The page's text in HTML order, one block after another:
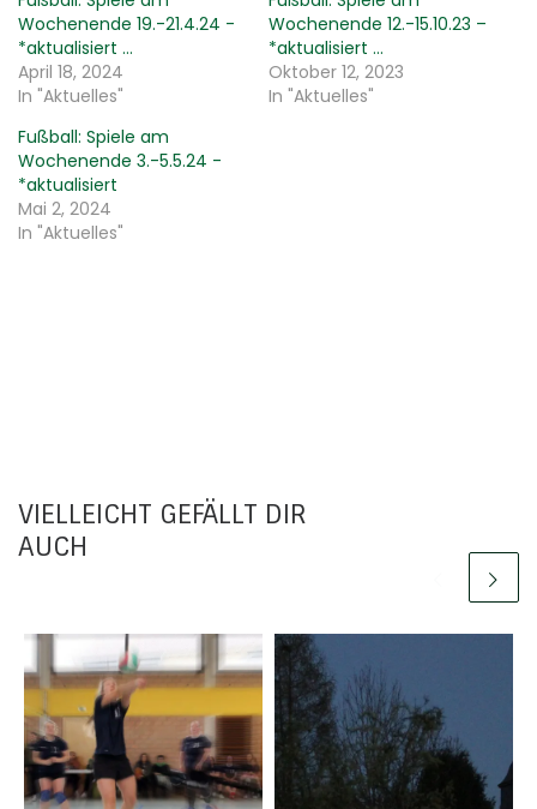
Wochenende 19.-21.4.24 -
*aktualisiert …
April 18, 2024
In "Aktuelles"
Wochenende 12.-15.10.23 –
*aktualisiert …
Oktober 12, 2023
In "Aktuelles"
Fußball: Spiele am
Wochenende 3.-5.5.24 -
*aktualisiert
Mai 2, 2024
In "Aktuelles"
VIELLEICHT GEFÄLLT DIR
AUCH